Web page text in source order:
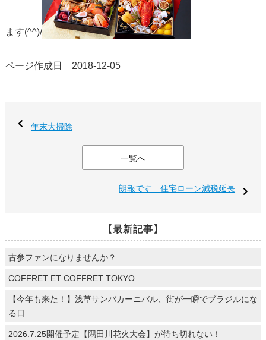
ます(^^)/
ページ作成日 2018-12-05
年末大掃除
一覧へ
朗報です 住宅ローン減税延長
【最新記事】
古参ファンになりませんか？
COFFRET ET COFFRET TOKYO
【今年も来た！】浅草サンバカーニバル、街が一瞬でブラジルにな
る日
2026.7.25開催予定【隅田川花火大会】が待ち切れない！